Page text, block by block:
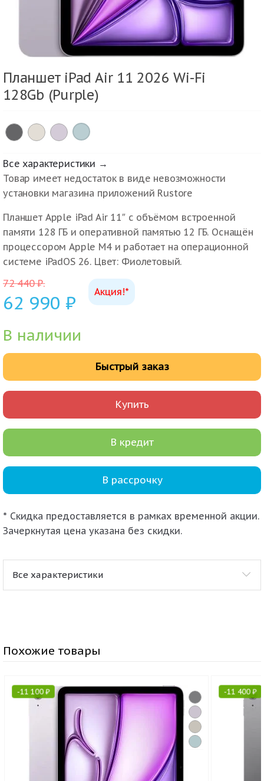
Планшет iPad Air 11 2026 Wi-Fi
128Gb (Purple)
×
Все характеристики →
Товар имеет недостаток в виде невозможности
установки магазина приложений Rustore
Планшет Apple iPad Air 11″ с объёмом встроенной
памяти 128 ГБ и оперативной памятью 12 ГБ. Оснащён
процессором Apple M4 и работает на операционной
системе iPadOS 26. Цвет: Фиолетовый.
Акция!*
72 440₽.
62 990 ₽
В наличии
Купить
Быстрый заказ
В кредит
В рассрочку
* Скидка предоставляется в рамках временной акции.
Зачеркнутая цена указана без скидки.
Все характеристики
Похожие товары
-11 100₽ -11 400₽